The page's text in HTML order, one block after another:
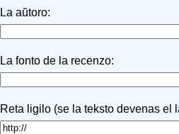
La aŭtoro:
La fonto de la recenzo:
Reta ligilo (se la teksto devenas el